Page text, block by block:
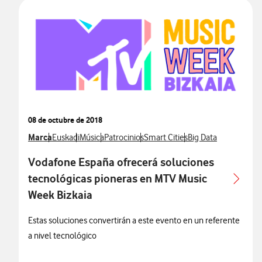
08 de octubre de 2018
Ver más notas de prensa relacionados con
MarcaVer más notas de prensa relacionados con
EuskadiVer más notas de prensa relacionados con
MúsicaVer más notas de prensa relacionados con
PatrociniosVer más notas de prensa
Smart CitiesVer más notas de
Big Data
Vodafone España ofrecerá soluciones
tecnológicas pioneras en MTV Music
Week Bizkaia
Estas soluciones convertirán a este evento en un referente
a nivel tecnológico